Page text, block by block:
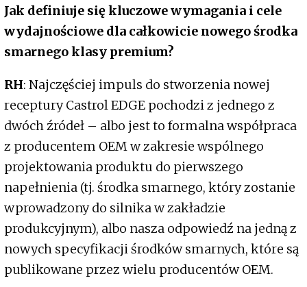
Jak definiuje się kluczowe wymagania i cele
wydajnościowe dla całkowicie nowego środka
smarnego klasy premium?
RH: Najczęściej impuls do stworzenia nowej
receptury Castrol EDGE pochodzi z jednego z
dwóch źródeł – albo jest to formalna współpraca
z producentem OEM w zakresie wspólnego
projektowania produktu do pierwszego
napełnienia (tj. środka smarnego, który zostanie
wprowadzony do silnika w zakładzie
produkcyjnym), albo nasza odpowiedź na jedną z
nowych specyfikacji środków smarnych, które są
publikowane przez wielu producentów OEM.